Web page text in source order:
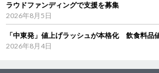
ラウドファンディングで支援を募集
2026年8月5日
「中東発」値上げラッシュが本格化 飲食料品
2026年8月4日